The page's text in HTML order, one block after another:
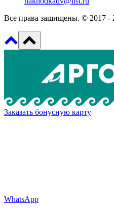
Все права защищены. © 2017 -
Заказать бонусную карту
WhatsApp